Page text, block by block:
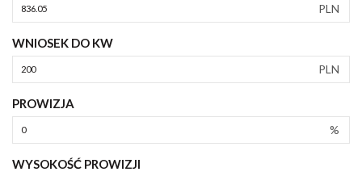
PLN
WNIOSEK DO KW
PLN
PROWIZJA
%
WYSOKOŚĆ PROWIZJI